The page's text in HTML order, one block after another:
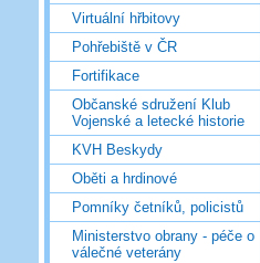
Virtuální hřbitovy
Pohřebiště v ČR
Fortifikace
Občanské sdružení Klub
Vojenské a letecké historie
KVH Beskydy
Oběti a hrdinové
Pomníky četníků, policistů
Ministerstvo obrany - péče o
válečné veterány